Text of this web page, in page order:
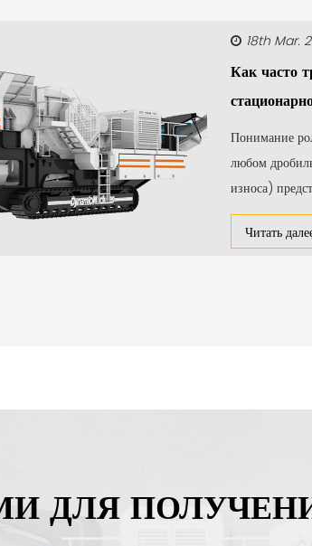
18th Mar.
Как часто
Понимание
любом
износа)
Читать
ДЛЯ